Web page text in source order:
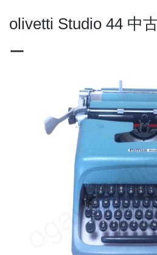
olivetti Studio 44 中
ー